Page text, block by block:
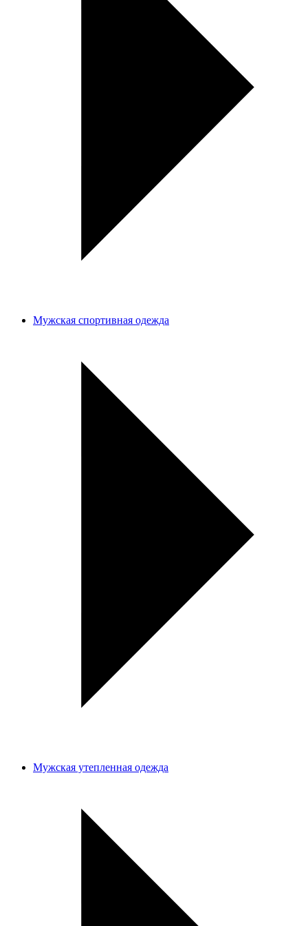
Мужская спортивная одежда
Мужская утепленная одежда